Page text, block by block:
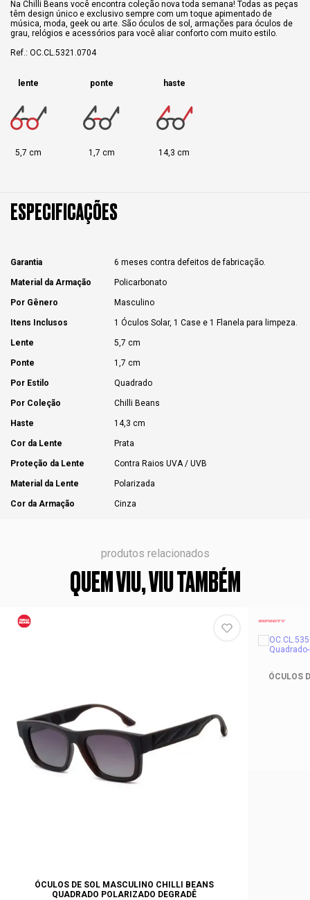
Na Chilli Beans você encontra coleção nova toda semana! Todas as peças
têm design único e exclusivo sempre com um toque apimentado de
música, moda, geek ou arte. São óculos de sol, armações para óculos de
grau, relógios e acessórios para você aliar conforto com muito estilo.
Ref.: OC.CL.5321.0704
lente
5,7 cm
ponte
1,7 cm
haste
14,3 cm
ESPECIFICAÇÕES
Garantia 6 meses contra defeitos de fabricação.
Material da Armação Policarbonato
Por Gênero Masculino
Itens Inclusos 1 Óculos Solar, 1 Case e 1 Flanela para limpeza.
Lente 5,7 cm
Ponte 1,7 cm
Por Estilo Quadrado
Por Coleção Chilli Beans
Haste 14,3 cm
Cor da Lente Prata
Proteção da Lente Contra Raios UVA / UVB
Material da Lente Polarizada
Cor da Armação Cinza
produtos relacionados
QUEM VIU, VIU TAMBÉM
ÓCULOS DE SOL MASCULINO CHILLI BEANS
QUADRADO POLARIZADO DEGRADÊ
ÓCULOS